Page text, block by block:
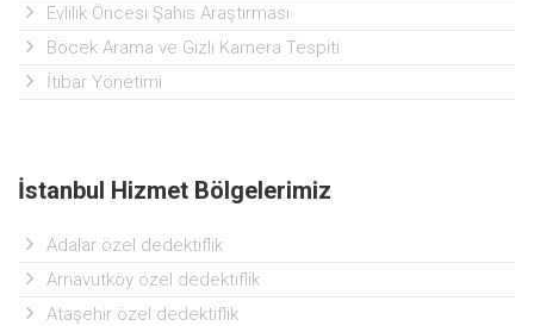
Evlilik Öncesi Şahıs Araştırması
Böcek Arama ve Gizli Kamera Tespiti
İtibar Yönetimi
İstanbul Hizmet Bölgelerimiz
Adalar özel dedektiflik
Arnavutköy özel dedektiflik
Ataşehir özel dedektiflik